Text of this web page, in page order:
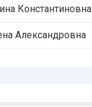
Константиновна
Александровна